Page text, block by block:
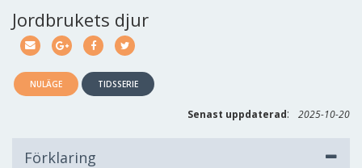
Jordbrukets djur
NULÄGE TIDSSERIE
Senast uppdaterad: 2025-10-20
Förklaring